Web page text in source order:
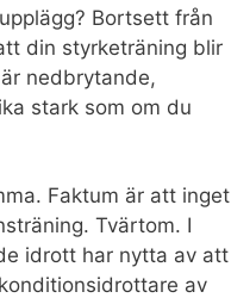
Bortsett från
din styrketräning blir
nedbrytande,
stark som om du
Faktum är att inget
Tvärtom. I
idrott har nytta av att
av